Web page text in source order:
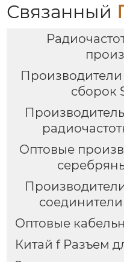
Связанный
сборок
Оптовые
Оптовые
Китай f Разъем